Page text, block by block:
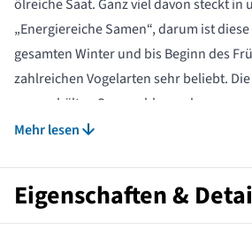
ölreiche Saat. Ganz viel davon steckt in
„Energiereiche Samen“, darum ist
gesamten Winter und bis Beginn des
zahlreichen Vogelarten sehr beliebt.
ungeschälten Sonnenblumenkerne
der Futtersäule gefressen, teils jedoch
Mehr lesen
Eigenschaften &